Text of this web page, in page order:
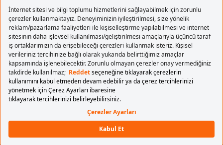
Copyrights 2017 Pegasus Hava Yolları. Tüm hakları
saklıdır.
BAŞA DÖN